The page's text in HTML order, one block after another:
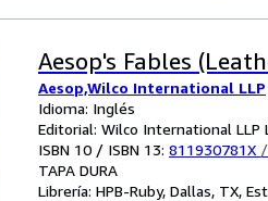
Aesop's Fables
Aesop,Wilco International LLP
Idioma: Inglés
Editorial: Wilco International LLP
ISBN 10 / ISBN 13: 811930781X /
TAPA DURA
Librería: HPB-Ruby, Dallas, TX,